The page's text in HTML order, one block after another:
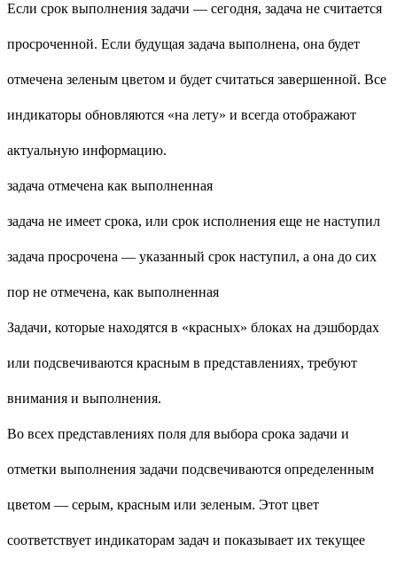
Если срок выполнения задачи — сегодня, задача не считается
просроченной. Если будущая задача выполнена, она будет
отмечена зеленым цветом и будет считаться завершенной. Все
индикаторы обновляются «на лету» и всегда отображают
актуальную информацию.
задача отмечена как выполненная
задача не имеет срока, или срок исполнения еще не наступил
задача просрочена — указанный срок наступил, а она до сих
пор не отмечена, как выполненная
Задачи, которые находятся в «красных» блоках на дэшбордах
или подсвечиваются красным в представлениях, требуют
внимания и выполнения.
Во всех представлениях поля для выбора срока задачи и
отметки выполнения задачи подсвечиваются определенным
цветом — серым, красным или зеленым. Этот цвет
соответствует индикаторам задач и показывает их текущее